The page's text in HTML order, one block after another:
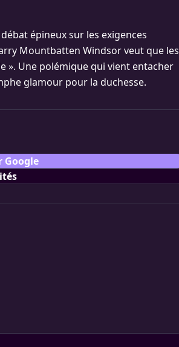
épineux sur les exigences
Mountbatten Windsor veut que les
Une polémique qui vient entacher
glamour pour la duchesse.
Google